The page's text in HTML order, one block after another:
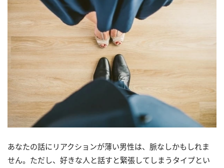
あなたの話にリアクションが薄い男性は、脈なしかもしれま
せん。ただし、好きな人と話すと緊張してしまうタイプとい